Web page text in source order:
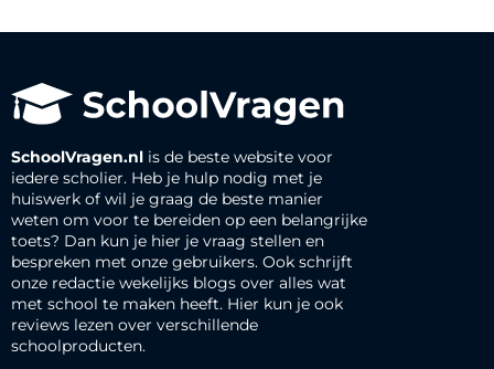
SchoolVragen.nl is de beste website voor
iedere scholier. Heb je hulp nodig met je
huiswerk of wil je graag de beste manier
weten om voor te bereiden op een belangrijke
toets? Dan kun je hier je vraag stellen en
bespreken met onze gebruikers. Ook schrijft
onze redactie wekelijks blogs over alles wat
met school te maken heeft. Hier kun je ook
reviews lezen over verschillende
schoolproducten.